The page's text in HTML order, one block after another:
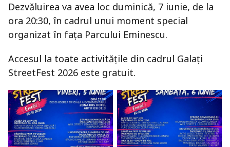
Dezvăluirea va avea loc duminică, 7 iunie, de la
ora 20:30, în cadrul unui moment special
organizat în fața Parcului Eminescu.
Accesul la toate activitățile din cadrul Galați
StreetFest 2026 este gratuit.